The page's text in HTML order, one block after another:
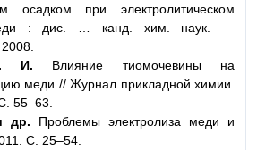
осадком при электролитическом
: дис. … канд. хим. наук. —
И. Влияние тиомочевины на
меди // Журнал прикладной химии.
55–63.
др. Проблемы электролиза меди и
С. 25–54.